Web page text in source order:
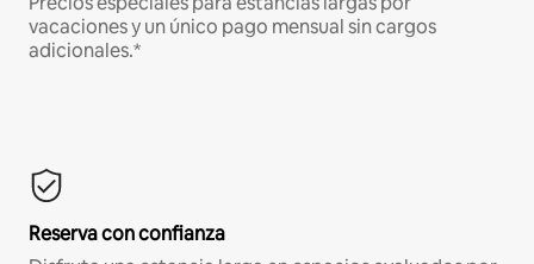
vacaciones y un único pago mensual sin cargos
adicionales.*
Reserva con confianza